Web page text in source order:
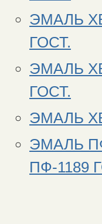
ЭМАЛЬ
ГОСТ.
ЭМАЛЬ
ГОСТ.
ЭМАЛЬ
ЭМАЛЬ
ПФ-1189